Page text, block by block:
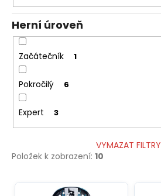
Herní úroveň
Začátečník 1
Pokročilý 6
Expert 3
VYMAZAT FILTRY
Položek k zobrazení: 10
V